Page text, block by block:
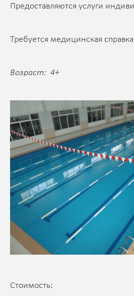
Предоставляются услуги
Требуется медицинская
Возраст: 4+
Стоимость: